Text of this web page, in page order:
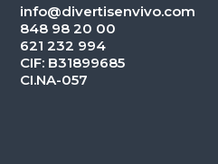
info@divertisenvivo.com
848 98 20 00
621 232 994
CIF: B31899685
CI.NA-057